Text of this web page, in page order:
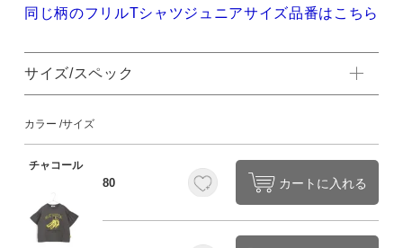
同じ柄のフリルTシャツジュニアサイズ品番はこちら
サイズ/スペック
カラー サイズ
チャコール
80
カートに入れる